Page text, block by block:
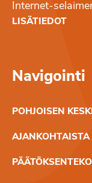
Internet-
LISÄTIEDOT
Navigointi
POHJOISEN
AJANKOHTAISTA